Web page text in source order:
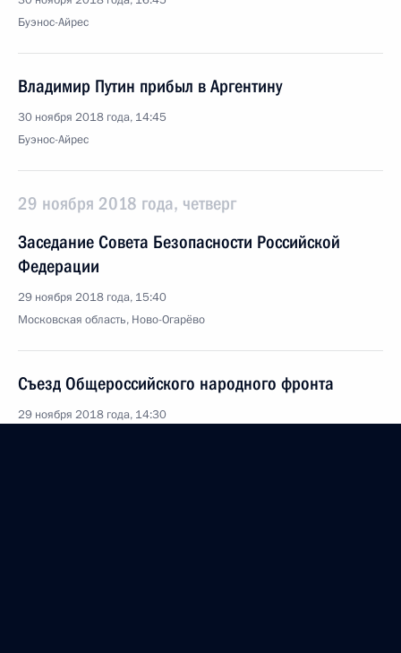
Буэнос-Айрес
Владимир Путин прибыл в Аргентину
30 ноября 2018 года, 14:45
Буэнос-Айрес
29 ноября 2018 года, четверг
Заседание Совета Безопасности Российской
Федерации
29 ноября 2018 года, 15:40
Московская область, Ново-Огарёво
Съезд Общероссийского народного фронта
29 ноября 2018 года, 14:30